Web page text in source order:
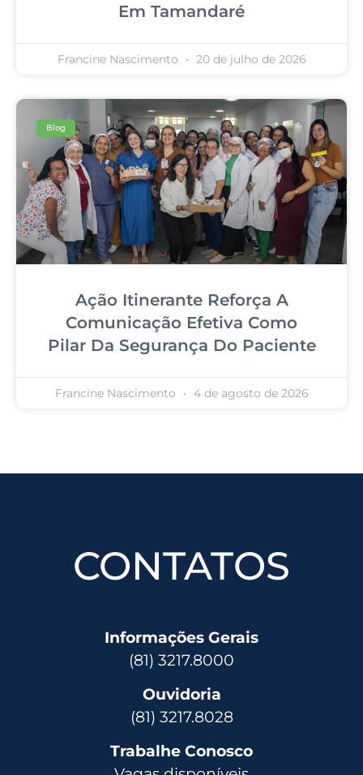
Em Tamandaré
Francine Nascimento 20 de julho de 2026
Blog
Ação Itinerante Reforça A
Comunicação Efetiva Como
Pilar Da Segurança Do Paciente
Francine Nascimento 4 de agosto de 2026
CONTATOS
Informações Gerais
(81) 3217.8000
Ouvidoria
(81) 3217.8028
Trabalhe Conosco